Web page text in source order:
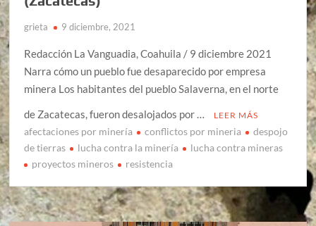
grieta 9 diciembre, 2021
Redacción La Vanguadia, Coahuila / 9 diciembre 2021
Narra cómo un pueblo fue desaparecido por empresa
minera Los habitantes del pueblo Salaverna, en el norte
de Zacatecas, fueron desalojados por …
LEER MÁS
afectaciones por minería conflictos por mineria
despojo
de tierras
lucha contra la minería
lucha contra mineras
proyectos mineros
resistencia